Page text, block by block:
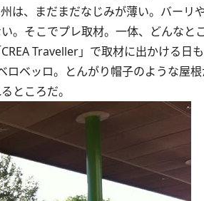
は、まだまだなじみが薄い。バーリ
。そこでプレ取材。一体、どんなと
Traveller」で取材に出かける日
ベッロ。とんがり帽子のような屋
ところだ。